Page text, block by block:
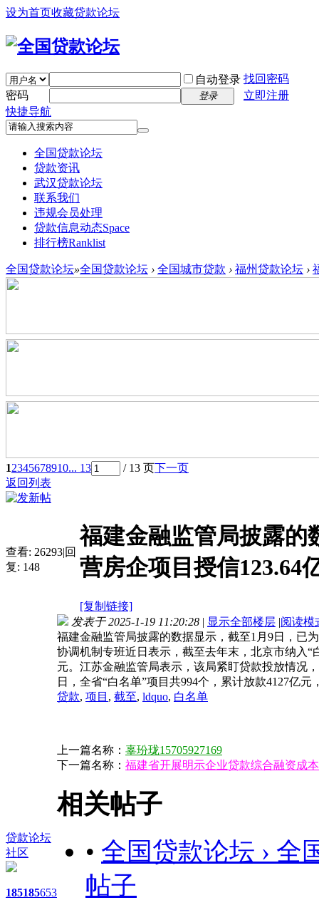
设为首页收藏贷款论坛
自动登录 找回密码
密码
登录
立即注册
快捷导航
全国贷款论坛
贷款资讯
武汉贷款论坛
联系我们
违规会员处理
贷款信息动态Space
排行榜Ranklist
全国贷款论坛»全国贷款论坛 › 全国城市贷款 › 福州贷款论坛 ›
12345678910... 13 / 13 页下一页
返回列表
查看: 26293|回
复: 148
福建金融监管局披露的
营房企项目授信123.64
[复制链接]
贷款论坛
社区
185185653
发表于 2025-1-19 11:20:28 | 显示全部楼层 |阅读模
福建金融监管局披露的数据显示，截至1月9日，已
协调机制专班近日表示，截至去年末，北京市纳入“
元。江苏金融监管局表示，该局紧盯贷款投放情况
日，全省“白名单”项目共994个，累计放款4127亿
贷款, 项目 , 截至, ldquo, 白名单
上一篇名称： 辜玢珑15705927169
下一篇名称： 福建省开展明示企业贷款综合融资成
相关帖子
• 全国贷款论坛 › 全
帖子